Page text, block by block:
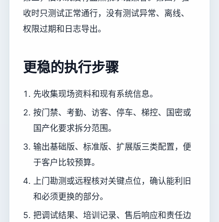
收时只测试正常通行，没有测试异常、离线、
权限过期和日志导出。
更稳的执行步骤
先收集现场资料和现有系统信息。
按门禁、考勤、访客、停车、梯控、国密或
国产化要求拆分范围。
输出基础版、标准版、扩展版三类配置，便
于客户比较预算。
上门勘测或远程核对关键点位，确认能利旧
和必须更换的部分。
把调试结果、培训记录、售后响应和责任边